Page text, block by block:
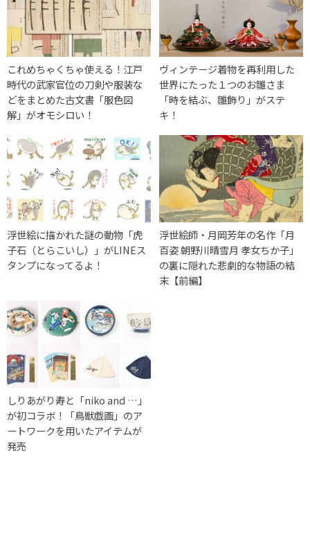
これめちゃくちゃ使える！江戸
時代の武家官位の刀剣や服装な
どをまとめた古文書「服色図
解」がオモシロい！
ヴィンテージ着物を再利用した
世界にたった１つのお雛さま
「時を結ぶ、雛飾り」がステ
キ！
浮世絵に描かれた謎の動物「虎
子石（とらこいし）」がLINEス
タンプになってるよ！
浮世絵師・月岡芳年の名作「月
百姿 朝野川晴雪月 孝女ちか子」
の裏に隠れた悲劇的な物語の結
末【前編】
しりあがり寿と「niko and …」
が初コラボ！「鳥獣戯画」のア
ートワークを用いたアイテムが
発売